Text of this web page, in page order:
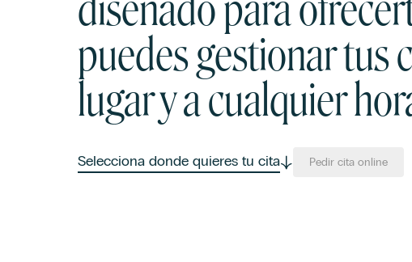
puedes gestionar tus
lugar y a cualquier
Selecciona donde quieres tu cita Pedir cita online